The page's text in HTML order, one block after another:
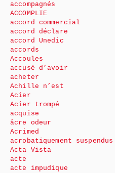
accompagnés
ACCOMPLIE
accord commercial
accord déclare
accord Unedic
accords
Accoules
accusé d’avoir
acheter
Achille n’est
Acier
Acier trompé
acquise
âcre odeur
Acrimed
acrobatiquement suspendus
Acta Vista
acte
acte impudique